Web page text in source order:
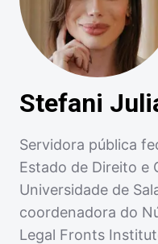
Stefani
Servidora pública
Estado de Direito e
Universidade de
coordenadora do
Legal Fronts